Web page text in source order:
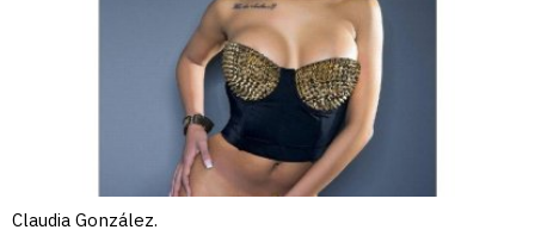
Claudia González.